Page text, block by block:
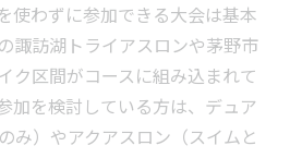
使わずに参加できる大会は基本
諏訪湖トライアスロンや茅野市
ク区間がコースに組み込まれて
加を検討している方は、デュア
み）やアクアスロン（スイムと